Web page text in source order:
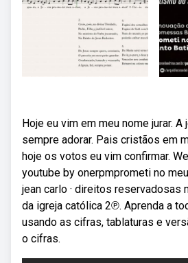
Hoje eu vim em meu nome jurar.
sempre adorar. Pais cristãos em
hoje os votos eu vim confirmar.
youtube by onerpmprometi no
jean carlo · direitos reservadosas
da igreja católica 2℗. Aprenda a
usando as cifras, tablaturas e
o cifras.